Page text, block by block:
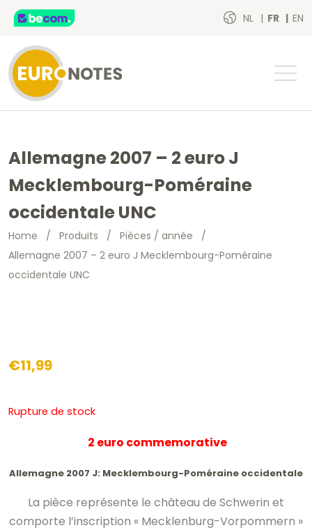
NL FR EN
Allemagne 2007 – 2 euro J
Mecklembourg-Poméraine
occidentale UNC
Home / Produits / Pièces / année /
Allemagne 2007 – 2 euro J Mecklembourg-Poméraine
occidentale UNC
€11,99
Rupture de stock
2 euro commemorative
Allemagne 2007 J: Mecklembourg-Poméraine occidentale
La pièce représente le château de Schwerin et
comporte l’inscription « Mecklenburg-Vorpommern »